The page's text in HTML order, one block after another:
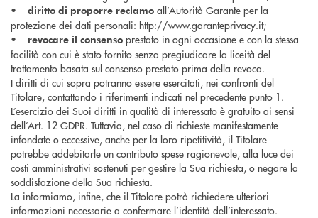
• diritto di proporre reclamo all’Autorità Garante per la
protezione dei dati personali: http://www.garanteprivacy.it;
• revocare il consenso prestato in ogni occasione e con la stessa
facilità con cui è stato fornito senza pregiudicare la liceità del
trattamento basata sul consenso prestato prima della revoca.
I diritti di cui sopra potranno essere esercitati, nei confronti del
Titolare, contattando i riferimenti indicati nel precedente punto 1.
L’esercizio dei Suoi diritti in qualità di interessato è gratuito ai sensi
dell’Art. 12 GDPR. Tuttavia, nel caso di richieste manifestamente
infondate o eccessive, anche per la loro ripetitività, il Titolare
potrebbe addebitarle un contributo spese ragionevole, alla luce dei
costi amministrativi sostenuti per gestire la Sua richiesta, o negare la
soddisfazione della Sua richiesta.
La informiamo, infine, che il Titolare potrà richiedere ulteriori
informazioni necessarie a confermare l’identità dell’interessato.